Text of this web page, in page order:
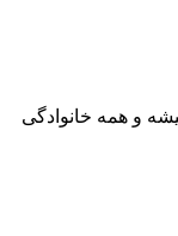
و همه خانوادگی